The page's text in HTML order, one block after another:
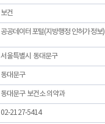
보건
공공데이터포털(지방행정 인허가정보)
서울특별시 동대문구
동대문구
동대문구 보건소 의약과
02-2127-5414